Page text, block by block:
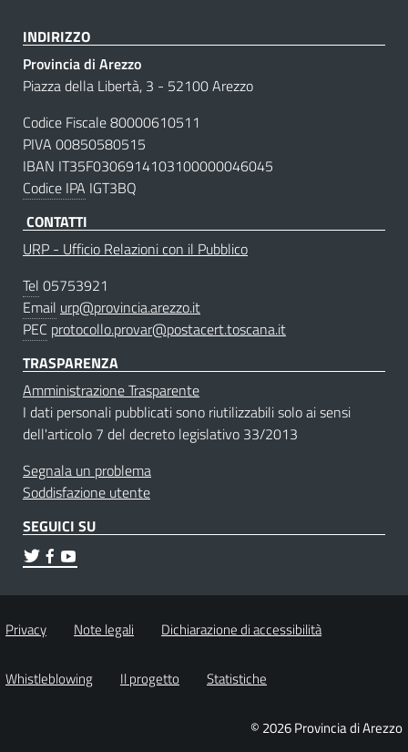
INDIRIZZO
Provincia di Arezzo
Piazza della Libertà, 3 - 52100 Arezzo
Codice Fiscale 80000610511
PIVA 00850580515
IBAN IT35F0306914103100000046045
Codice IPA IGT3BQ
CONTATTI
URP - Ufficio Relazioni con il Pubblico
Tel 05753921
Email urp@provincia.arezzo.it
PEC protocollo.provar@postacert.toscana.it
TRASPARENZA
Amministrazione Trasparente
I dati personali pubblicati sono riutilizzabili solo ai sensi
dell'articolo 7 del decreto legislativo 33/2013
Segnala un problema
Soddisfazione utente
SEGUICI SU
Privacy Note legali Dichiarazione di accessibilità
Whistleblowing Il progetto Statistiche
© 2026 Provincia di Arezzo